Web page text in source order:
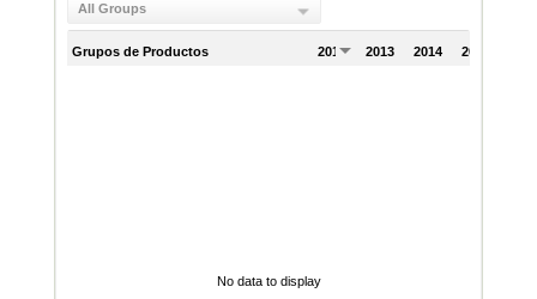
All Groups
Grupos de Productos 2012 2013 2014 2015
No data to display